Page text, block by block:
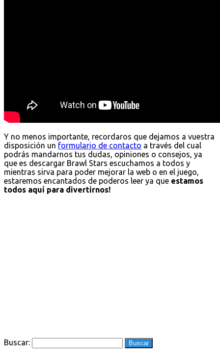
Y no menos importante, recordaros que dejamos a vuestra
disposición un formulario de contacto a través del cual
podrás mandarnos tus dudas, opiniones o consejos, ya
que es descargar Brawl Stars escuchamos a todos y
mientras sirva para poder mejorar la web o en el juego,
estaremos encantados de poderos leer ya que estamos
todos aquí para divertirnos!
Buscar: